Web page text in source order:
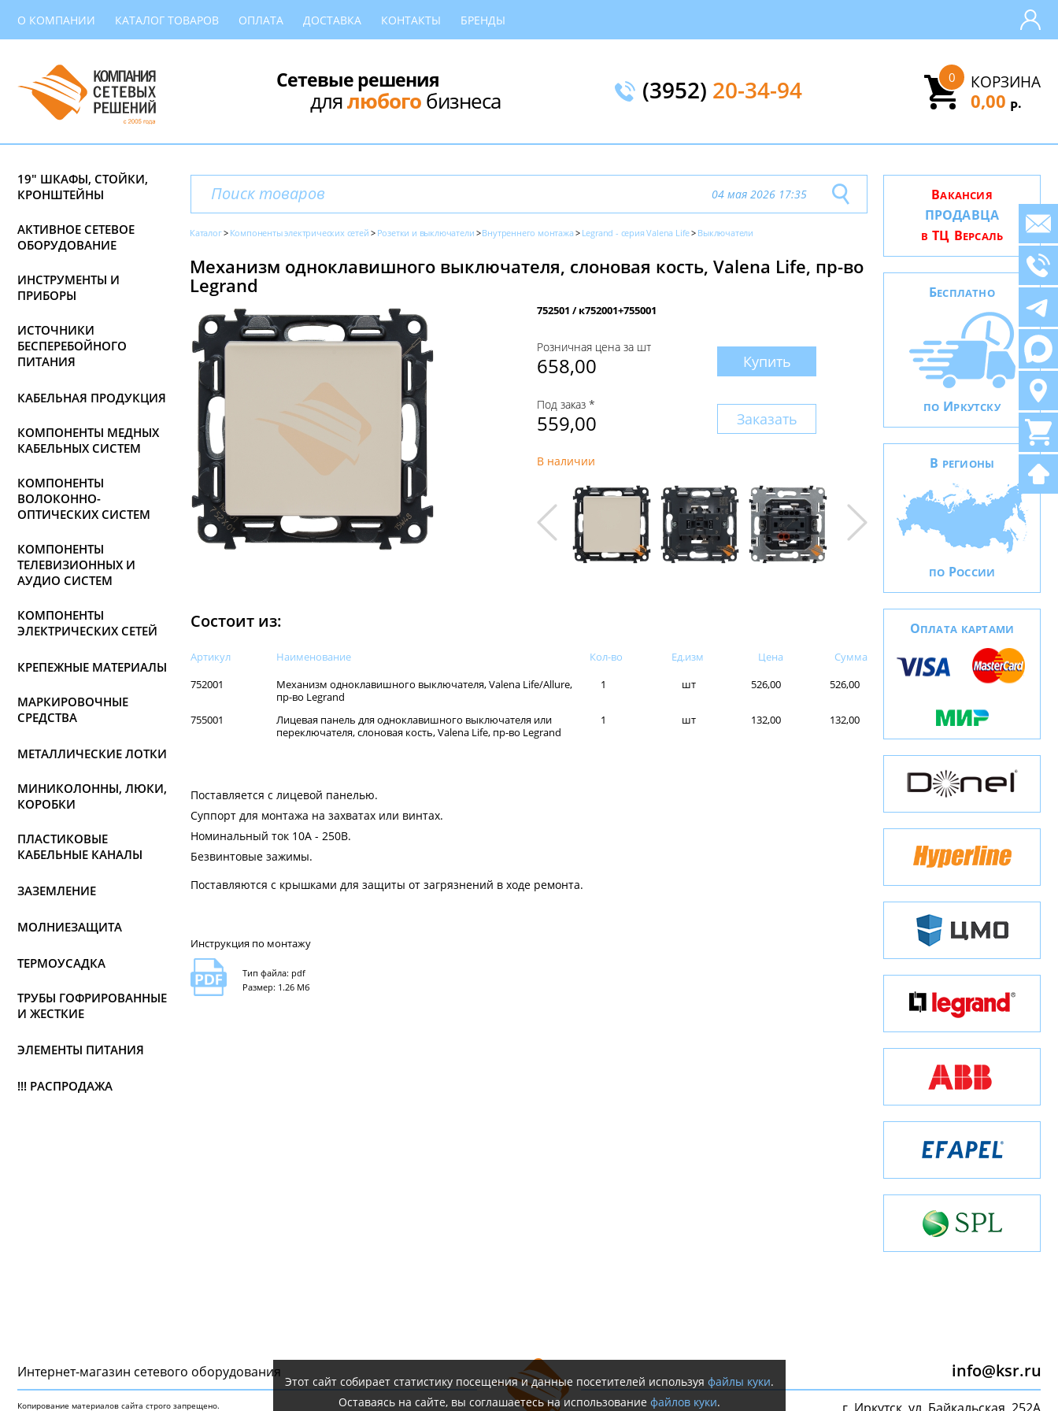
О КОМПАНИИ КАТАЛОГ ТОВАРОВ ОПЛАТА ДОСТАВКА КОНТАКТЫ БРЕНДЫ
Сетевые решения
длялюбогобизнеса (3952) 20-34-94 КОРЗИНА
0
0,00 Р.
19" ШКАФЫ, СТОЙКИ,
КРОНШТЕЙНЫ
АКТИВНОЕ СЕТЕВОЕ
ОБОРУДОВАНИЕ
ИНСТРУМЕНТЫ И
ПРИБОРЫ
ИСТОЧНИКИ
БЕСПЕРЕБОЙНОГО
ПИТАНИЯ
КАБЕЛЬНАЯ ПРОДУКЦИЯ
КОМПОНЕНТЫ МЕДНЫХ
КАБЕЛЬНЫХ СИСТЕМ
КОМПОНЕНТЫ
ВОЛОКОННО-
ОПТИЧЕСКИХ СИСТЕМ
КОМПОНЕНТЫ
ТЕЛЕВИЗИОННЫХ И
АУДИО СИСТЕМ
КОМПОНЕНТЫ
ЭЛЕКТРИЧЕСКИХ СЕТЕЙ
КРЕПЕЖНЫЕ МАТЕРИАЛЫ
МАРКИРОВОЧНЫЕ
СРЕДСТВА
МЕТАЛЛИЧЕСКИЕ ЛОТКИ
МИНИКОЛОННЫ, ЛЮКИ,
КОРОБКИ
ПЛАСТИКОВЫЕ
КАБЕЛЬНЫЕ КАНАЛЫ
ЗАЗЕМЛЕНИЕ
МОЛНИЕЗАЩИТА
ТЕРМОУСАДКА
ТРУБЫ ГОФРИРОВАННЫЕ
И ЖЕСТКИЕ
ЭЛЕМЕНТЫ ПИТАНИЯ
!!! РАСПРОДАЖА
04 мая 2026 17:35
Каталог Компоненты электрических сетей Розетки и выключатели Внутреннего монтажа Legrand - серия Valena Life Выключатели
Механизм одноклавишного выключателя, слоновая кость, Valena Life, пр-во
Legrand
752501 / к752001+755001
Розничная цена за шт
658,00 Купить
Под заказ *
559,00 Заказать
В наличии
Состоит из:
Артикул Наименованиe Кол-во Ед.изм Цена
Сумма
752001
Механизм одноклавишного выключателя, Valena Life/Allure,
пр-во Legrand
1 шт 526,00 526,00
755001
Лицевая панель для одноклавишного выключателя или
переключателя, слоновая кость, Valena Life, пр-во Legrand
1 шт 132,00 132,00
Поставляется с лицевой панелью.
Суппорт для монтажа на захватах или винтах.
Номинальный ток 10А - 250В.
Безвинтовые зажимы.
Поставляются с крышками для защиты от загрязнений в ходе ремонта.
Инструкция по монтажу
Тип файла: pdf
Размер: 1.26 Мб
ВАКАНСИЯ
ПРОДАВЦА
В ТЦ ВЕРСАЛЬ
БЕСПЛАТНО
ПО ИРКУТСКУ
В РЕГИОНЫ
ПО РОССИИ
ОПЛАТА КАРТАМИ
Интернет-магазин сетeвого оборудования
Копирование материалов сайта строго запрещено.
info@ksr.ru
Этот сайт собирает статистику посещения и данные посетителей используя файлы куки.
Оставаясь на сайте, вы соглашаетесь на использование файлов куки.